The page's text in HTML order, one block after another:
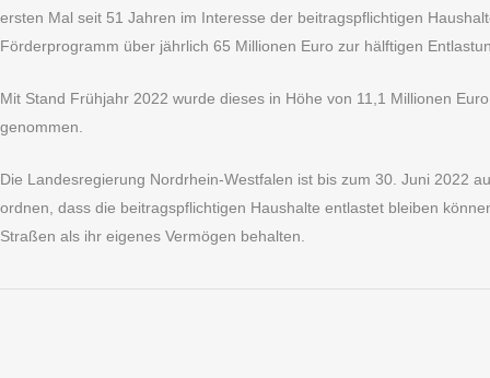
ersten Mal seit 51 Jahren im Interesse der beitragspflichtigen
Förderprogramm über jährlich 65 Millionen Euro zur hälftigen
Mit Stand Frühjahr 2022 wurde dieses in Höhe von 11,1 Millionen
genommen.
Die Landesregierung Nordrhein-Westfalen ist bis zum 30. Juni 2022
ordnen, dass die beitragspflichtigen Haushalte entlastet bleiben
Straßen als ihr eigenes Vermögen behalten.